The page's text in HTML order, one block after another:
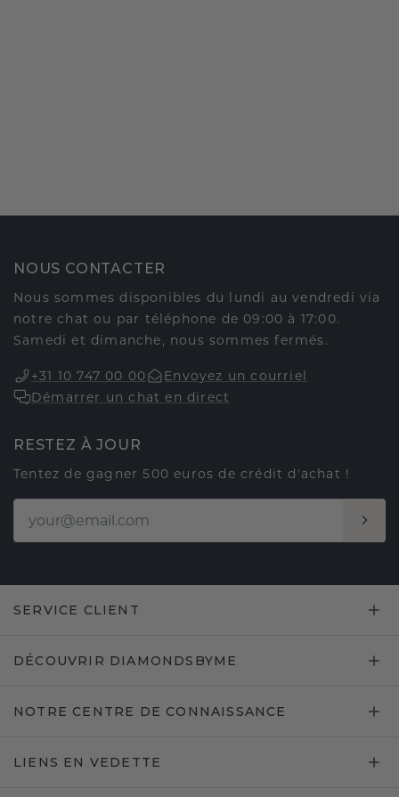
NOUS CONTACTER
Nous sommes disponibles du lundi au vendredi via
notre chat ou par téléphone de 09:00 à 17:00.
Samedi et dimanche, nous sommes fermés.
+31 10 747 00 00
Envoyez un courriel
Démarrer un chat en direct
RESTEZ À JOUR
Tentez de gagner 500 euros de crédit d'achat !
SERVICE CLIENT
DÉCOUVRIR DIAMONDSBYME
NOTRE CENTRE DE CONNAISSANCE
LIENS EN VEDETTE